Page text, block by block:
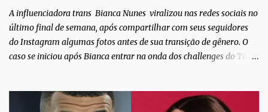
TV Globo. Na trama, ela inte...
A influenciadora trans Bianca Nunes viralizou nas redes sociais no
último final de semana, após compartilhar com seus seguidores
do Instagram algumas fotos antes de sua transição de gênero. O
caso se iniciou após Bianca entrar na onda dos challenges do Tik
Bianca aparece ainda muito jovem e usando roupas masculinas,